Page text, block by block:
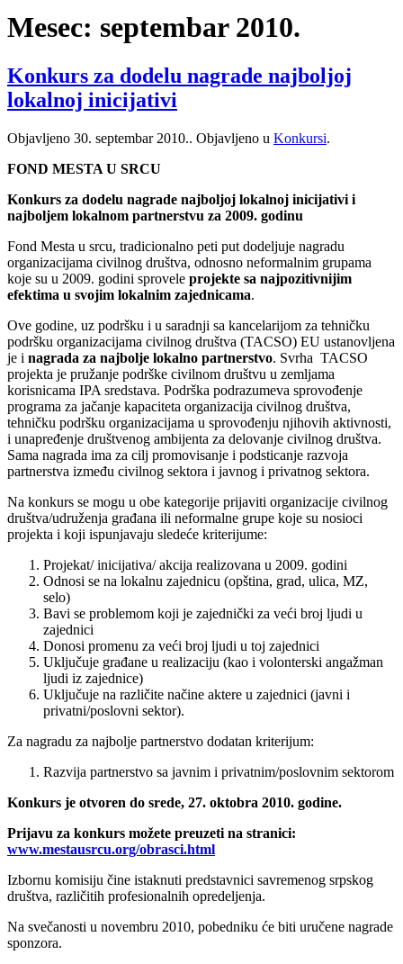
Mesec: septembar 2010.
Konkurs za dodelu nagrade najboljoj
lokalnoj inicijativi
Objavljeno 30. septembar 2010.. Objavljeno u Konkursi.
FOND MESTA U SRCU
Konkurs za dodelu nagrade najboljoj lokalnoj inicijativi i
najboljem lokalnom partnerstvu za 2009. godinu
Fond Mesta u srcu, tradicionalno peti put dodeljuje nagradu
organizacijama civilnog društva, odnosno neformalnim grupama
koje su u 2009. godini sprovele projekte sa najpozitivnijim
efektima u svojim lokalnim zajednicama.
Ove godine, uz podršku i u saradnji sa kancelarijom za tehničku
podršku organizacijama civilnog društva (TACSO) EU ustanovljena
je i nagrada za najbolje lokalno partnerstvo. Svrha TACSO
projekta je pružanje podrške civilnom društvu u zemljama
korisnicama IPA sredstava. Podrška podrazumeva sprovođenje
programa za jačanje kapaciteta organizacija civilnog društva,
tehničku podršku organizacijama u sprovođenju njihovih aktivnosti,
i unapređenje društvenog ambijenta za delovanje civilnog društva.
Sama nagrada ima za cilj promovisanje i podsticanje razvoja
partnerstva između civilnog sektora i javnog i privatnog sektora.
Na konkurs se mogu u obe kategorije prijaviti organizacije civilnog
društva/udruženja građana ili neformalne grupe koje su nosioci
projekta i koji ispunjavaju sledeće kriterijume:
Projekat/ inicijativa/ akcija realizovana u 2009. godini
Odnosi se na lokalnu zajednicu (opština, grad, ulica, MZ,
selo)
Bavi se problemom koji je zajednički za veći broj ljudi u
zajednici
Donosi promenu za veći broj ljudi u toj zajednici
Uključuje građane u realizaciju (kao i volonterski angažman
ljudi iz zajednice)
Uključuje na različite načine aktere u zajednici (javni i
privatni/poslovni sektor).
Za nagradu za najbolje partnerstvo dodatan kriterijum:
Razvija partnerstvo sa javnim i privatnim/poslovnim sektorom
Konkurs je otvoren do srede, 27. oktobra 2010. godine.
Prijavu za konkurs možete preuzeti na stranici:
www.mestausrcu.org/obrasci.html
Izbornu komisiju čine istaknuti predstavnici savremenog srpskog
društva, različitih profesionalnih opredeljenja.
Na svečanosti u novembru 2010, pobedniku će biti uručene nagrade
sponzora.